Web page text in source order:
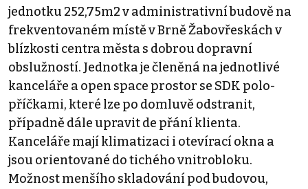
jednotku 252,75m2 v administrativní budově na
frekventovaném místě v Brně Žabovřeskách v
blízkosti centra města s dobrou dopravní
obslužností. Jednotka je členěná na jednotlivé
kanceláře a open space prostor se SDK polo-
příčkami, které lze po domluvě odstranit,
případně dále upravit de přání klienta.
Kanceláře mají klimatizaci i otevírací okna a
jsou orientované do tichého vnitrobloku.
Možnost menšího skladování pod budovou,